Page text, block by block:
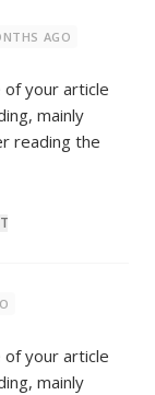
AGO
your article
mainly
reading the
your article
mainly